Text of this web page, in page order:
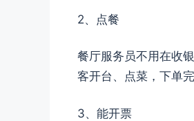
2、点餐
餐厅服务员不用在收
客开台、点菜，下单
3、能开票